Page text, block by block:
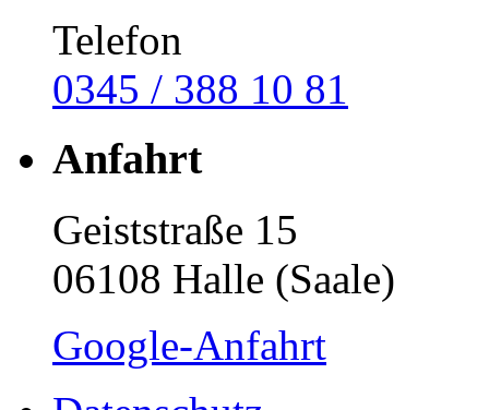
Telefon
0345 / 388 10 81
Anfahrt
Geiststraße 15
06108 Halle (Saale)
Google-Anfahrt